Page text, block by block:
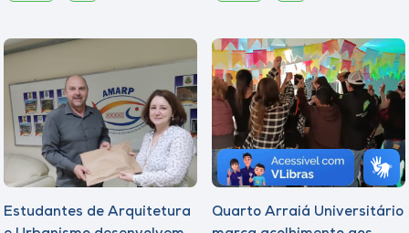
Estudantes de Arquitetura
Quarto Arraiá Universitário